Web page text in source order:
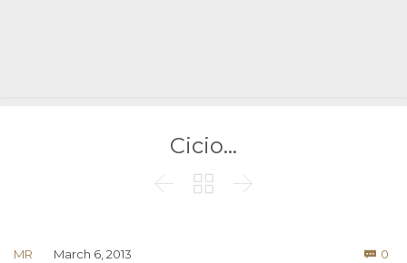
Cicio…
  
MR March 6, 2013  0